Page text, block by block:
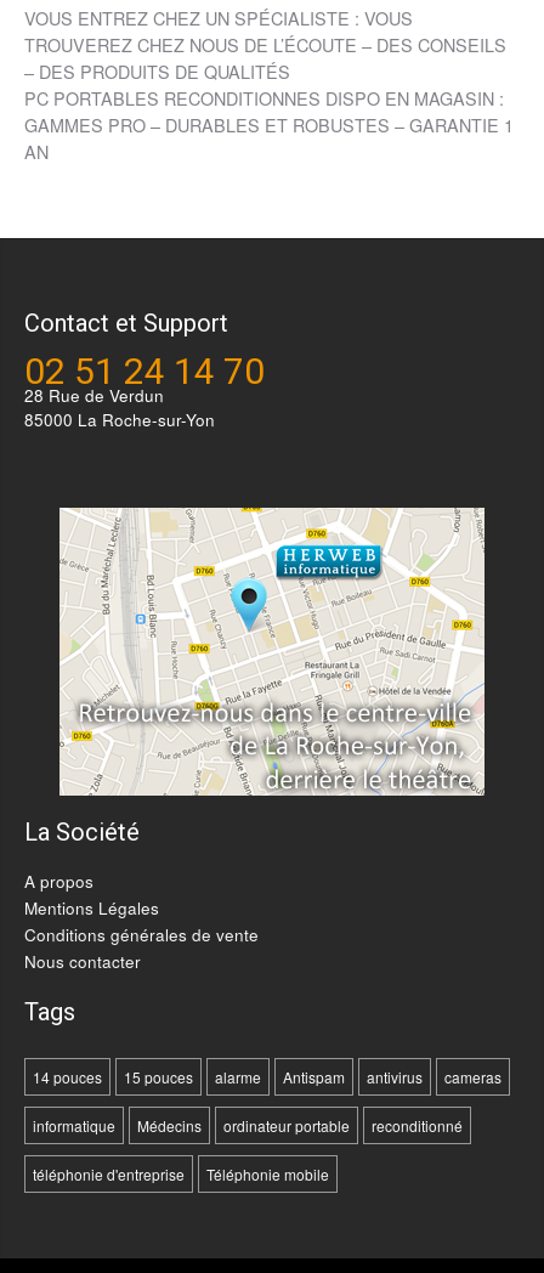
VOUS ENTREZ CHEZ UN SPÉCIALISTE : VOUS
TROUVEREZ CHEZ NOUS DE L’ÉCOUTE – DES CONSEILS
– DES PRODUITS DE QUALITÉS
PC PORTABLES RECONDITIONNES DISPO EN MAGASIN :
GAMMES PRO – DURABLES ET ROBUSTES – GARANTIE 1
AN
Contact et Support
02 51 24 14 70
28 Rue de Verdun
85000 La Roche-sur-Yon
La Société
A propos
Mentions Légales
Conditions générales de vente
Nous contacter
Tags
14 pouces 15 pouces alarme Antispam antivirus cameras
informatique Médecins ordinateur portable reconditionné
téléphonie d'entreprise Téléphonie mobile